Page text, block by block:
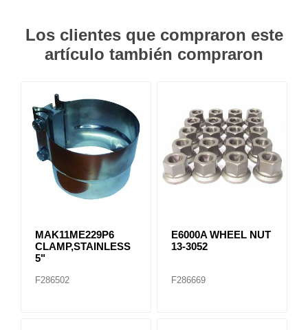
Los clientes que compraron este
artículo también compraron
MAK11ME229P6
CLAMP,STAINLESS
5"
F286502
E6000A WHEEL NUT
13-3052
F286669